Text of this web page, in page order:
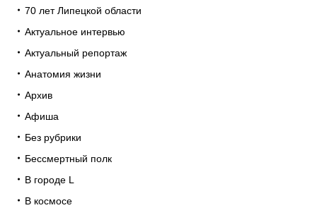
70 лет Липецкой области
Актуальное интервью
Актуальный репортаж
Анатомия жизни
Архив
Афиша
Без рубрики
Бессмертный полк
В городе L
В космосе